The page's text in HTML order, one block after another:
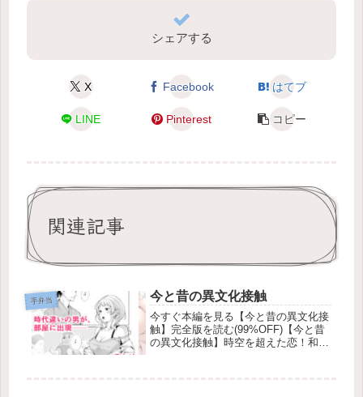
シェアする
X Facebook はてブ
LINE Pinterest コピー
関連記事
手弁当 今と昔の異文化接触
今すぐ本編を見る【今と昔の異文化接
触】完全版を読む(99%OFF)【今と昔
の異文化接触】時空を超えた恋！和服